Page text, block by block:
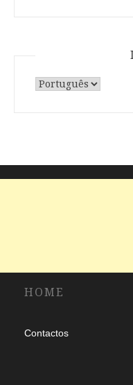
Escolha
HOME
Contactos